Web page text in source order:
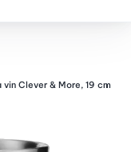
vin Clever & More, 19 cm